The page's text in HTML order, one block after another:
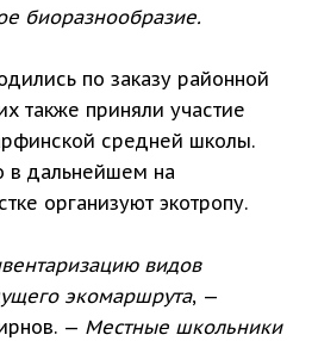
биоразнообразие.
по заказу районной
также приняли участие
средней школы.
в дальнейшем на
организуют экотропу.
видов
экомаршрута, —
— Местные школьники